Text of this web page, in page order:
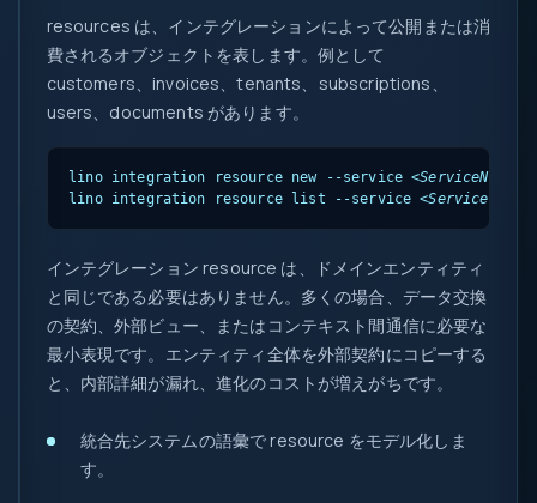
resources は、インテグレーションによって公開または消
費されるオブジェクトを表します。例として
customers、invoices、tenants、subscriptions、
users、documents があります。
lino integration resource new --service <ServiceName>
lino integration resource list --service <ServiceName>
インテグレーション resource は、ドメインエンティティ
と同じである必要はありません。多くの場合、データ交換
の契約、外部ビュー、またはコンテキスト間通信に必要な
最小表現です。エンティティ全体を外部契約にコピーする
と、内部詳細が漏れ、進化のコストが増えがちです。
統合先システムの語彙で resource をモデル化しま
す。